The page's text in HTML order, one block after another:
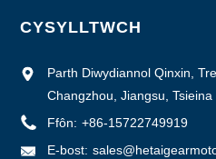
CYSYLLTWCH
Parth Diwydiannol Qinxin,
Changzhou, Jiangsu, Tsieina
Ffôn: +86-15722749919
E-bost: